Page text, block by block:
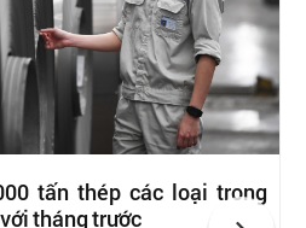
tấn thép các loại trong
tháng trước